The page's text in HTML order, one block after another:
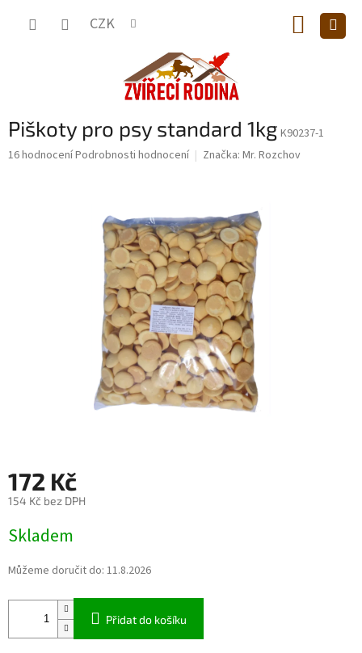
CZK
KOŠÍK
Piškoty pro psy standard 1kg K90237-1
Průměrné
16 hodnoceníPodrobnosti hodnocení Značka: Mr. Rozchov
172 Kč
154 Kč bez DPH
cena:
Skladem
Můžeme doručit do: 11.8.2026
Přidat do košíku